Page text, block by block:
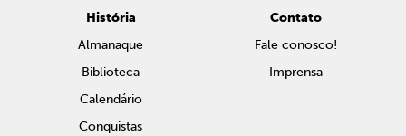
História
Almanaque
Biblioteca
Calendário
Conquistas
Contato
Fale conosco!
Imprensa